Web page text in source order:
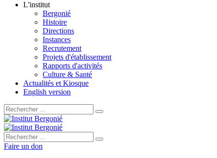
L'institut
Bergonié
Histoire
Directions
Instances
Recrutement
Projets d'établissement
Rapports d'activités
Culture & Santé
Actualités et Kiosque
English version
Rechercher :
Rechercher :
Faire un don